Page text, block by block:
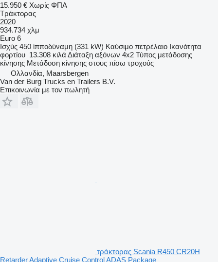
15.950 € Χωρίς ΦΠΑ
Τράκτορας
2020
934.734 χλμ
Euro 6
Ισχύς 450 ίπποδύναμη (331 kW) Καύσιμο πετρέλαιο Ικανότητα
φορτίου 13.308 κιλά Διάταξη αξόνων 4x2 Τύπος μετάδοσης
κίνησης Μετάδοση κίνησης στους πίσω τροχούς
Ολλανδία, Maarsbergen
Van der Burg Trucks en Trailers B.V.
Επικοινωνία με τον πωλητή
τράκτορας Scania R450 CR20H
Retarder Adaptive Cruise Control ADAS Package